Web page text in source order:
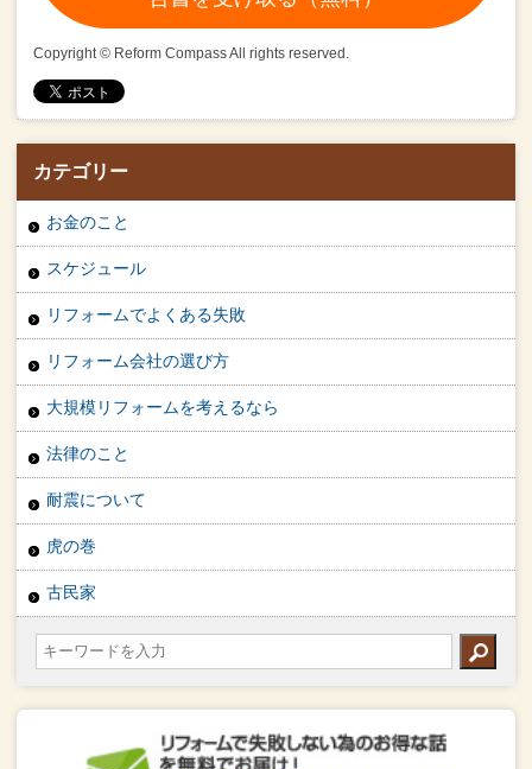
Copyright © Reform Compass All rights reserved.
カテゴリー
お金のこと
スケジュール
リフォームでよくある失敗
リフォーム会社の選び方
大規模リフォームを考えるなら
法律のこと
耐震について
虎の巻
古民家